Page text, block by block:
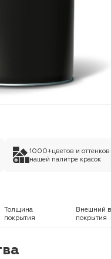
1000+цветов и оттенков
нашей палитре красок
Толщина
покрытия
Внешний
покрытия